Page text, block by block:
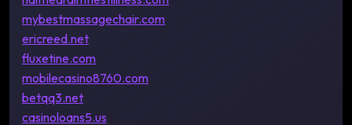
mybestmassagechair.com
ericreed.net
fluxetine.com
mobilecasino8760.com
betqq3.net
casinoloans5.us